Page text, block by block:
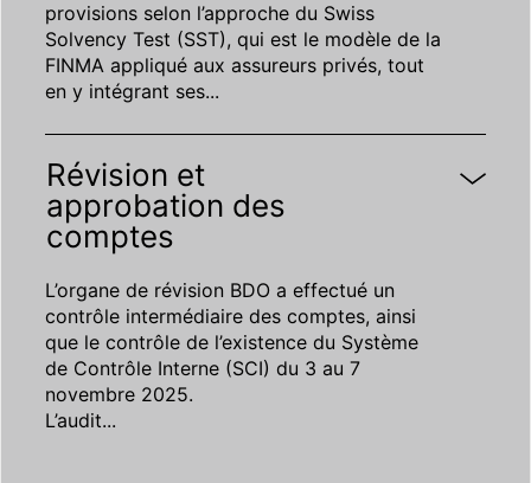
provisions selon l’approche du Swiss
Solvency Test (SST), qui est le modèle de la
FINMA appliqué aux assureurs privés, tout
en y intégrant ses...
Révision et
approbation des
comptes
L’organe de révision BDO a effectué un
contrôle intermédiaire des comptes, ainsi
que le contrôle de l’existence du Système
de Contrôle Interne (SCI) du 3 au 7
novembre 2025.
L’audit...